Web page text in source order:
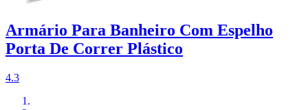
Armário Para Banheiro Com Espelho
Porta De Correr Plástico
4.3